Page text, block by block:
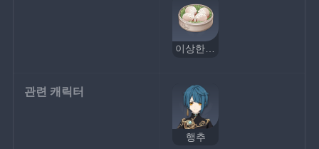
이상한 수정 새우딤섬
관련 캐릭터
행추